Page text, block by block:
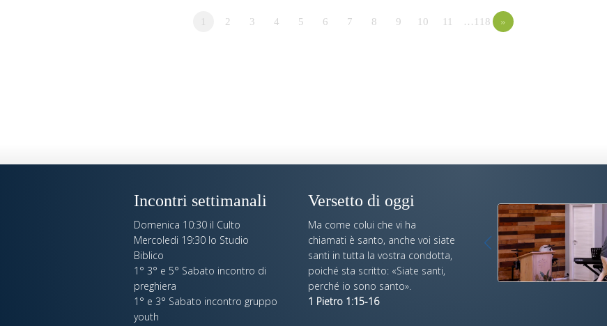
2 3 4 5 6 7 8 9 10 11 …118 »
Incontri settimanali
Domenica 10:30 il Culto
Mercoledi 19:30 lo Studio
Biblico
1° 3° e 5° Sabato incontro di
preghiera
1° e 3° Sabato incontro gruppo
youth
Versetto di oggi
Ma come colui che vi ha
chiamati è santo, anche voi siate
santi in tutta la vostra condotta,
poiché sta scritto: «Siate santi,
perché io sono santo».
1 Pietro 1:15-16